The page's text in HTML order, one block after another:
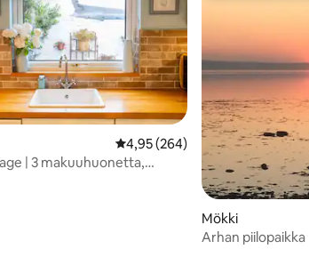
5, 315 arvostelua
Keskimääräinen arvio 4,95/5,
4,95 (264)
| 3 makuuhuonetta,
Mökki
Arhan piilopaikka